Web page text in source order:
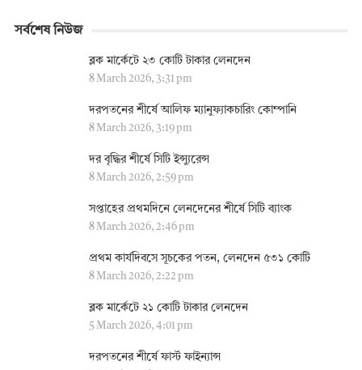
সর্বশেষ নিউজ
ব্লক মার্কেটে ২৩ কোটি টাকার লেনদেন
8 March 2026, 3:31 pm
দরপতনের শীর্ষে আলিফ ম্যানুফ্যাকচারিং কোম্পানি
8 March 2026, 3:19 pm
দর বৃদ্ধির শীর্ষে সিটি ইন্স্যুরেন্স
8 March 2026, 2:59 pm
সপ্তাহের প্রথমদিনে লেনদেনের শীর্ষে সিটি ব্যাংক
8 March 2026, 2:46 pm
প্রথম কার্যদিবসে সূচকের পতন, লেনদেন ৫৩১ কোটি
8 March 2026, 2:22 pm
ব্লক মার্কেটে ২১ কোটি টাকার লেনদেন
5 March 2026, 4:01 pm
দরপতনের শীর্ষে ফার্স্ট ফাইন্যান্স